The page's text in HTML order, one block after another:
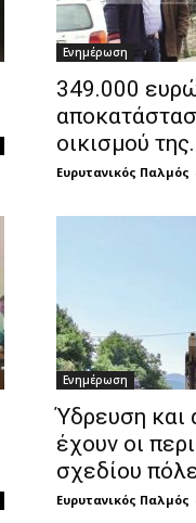
Ενημέρωση
349.000
οικισμού
Ευρυτανικός Παλμός
Ενημέρωση
Ύδρευση και
έχουν οι
σχεδίου
Ευρυτανικός Παλμός